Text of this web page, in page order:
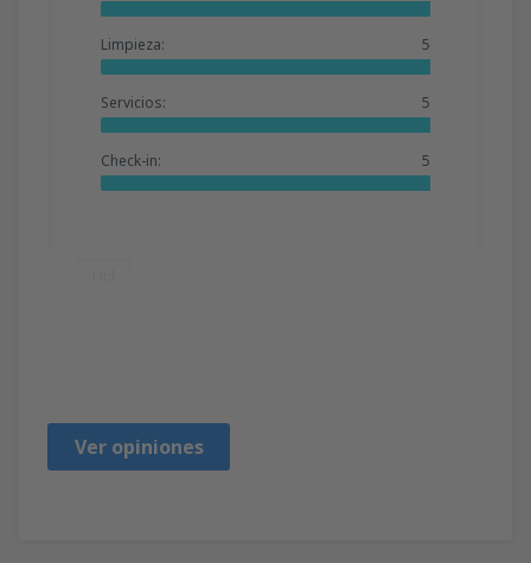
Limpieza: 5
Servicios: 5
Check-in: 5
Ver opiniones